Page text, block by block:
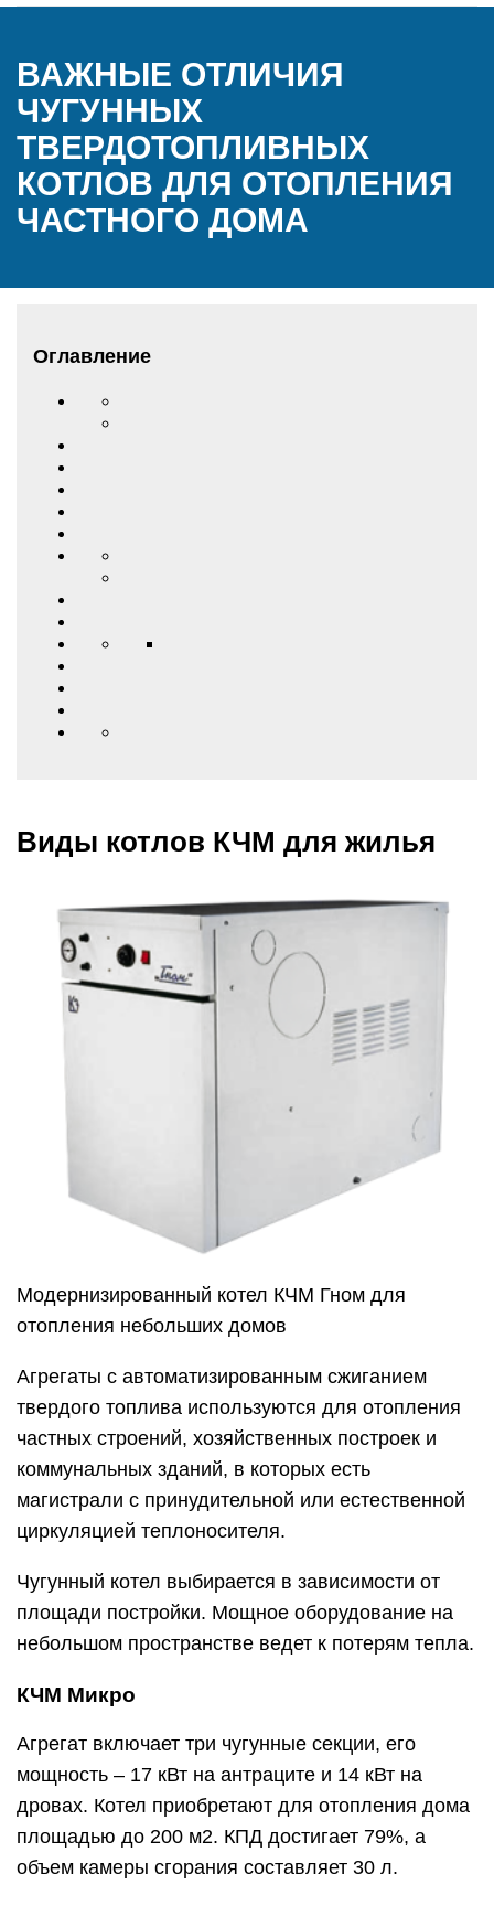
ВАЖНЫЕ ОТЛИЧИЯ
ЧУГУННЫХ
ТВЕРДОТОПЛИВНЫХ
КОТЛОВ ДЛЯ ОТОПЛЕНИЯ
ЧАСТНОГО ДОМА
Оглавление
Виды котлов КЧМ для жилья
Модернизированный котел КЧМ Гном для
отопления небольших домов
Агрегаты с автоматизированным сжиганием
твердого топлива используются для отопления
частных строений, хозяйственных построек и
коммунальных зданий, в которых есть
магистрали с принудительной или естественной
циркуляцией теплоносителя.
Чугунный котел выбирается в зависимости от
площади постройки. Мощное оборудование на
небольшом пространстве ведет к потерям тепла.
КЧМ Микро
Агрегат включает три чугунные секции, его
мощность – 17 кВт на антраците и 14 кВт на
дровах. Котел приобретают для отопления дома
площадью до 200 м2. КПД достигает 79%, а
объем камеры сгорания составляет 30 л.